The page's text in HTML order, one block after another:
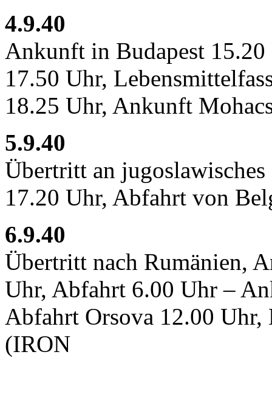
4.9.40
Ankunft in Budapest
17.50 Uhr,
18.25 Uhr, Ankunft
5.9.40
Übertritt an
17.20 Uhr, Abfahrt von
6.9.40
Übertritt nach Rumänien,
Uhr, Abfahrt 6.00 Uhr –
Abfahrt Orsova 12.00 Uhr,
(IRON